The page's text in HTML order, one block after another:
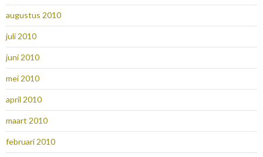
augustus 2010
juli 2010
juni 2010
mei 2010
april 2010
maart 2010
februari 2010